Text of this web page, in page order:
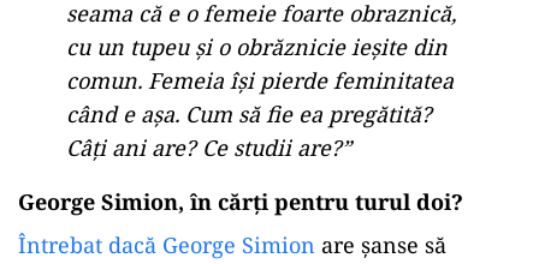
seama că e o femeie foarte obraznică,
cu un tupeu și o obrăznicie ieșite din
comun. Femeia își pierde feminitatea
când e așa. Cum să fie ea pregătită?
Câți ani are? Ce studii are?”
George Simion, în cărți pentru turul doi?
Întrebat dacă George Simion are șanse să